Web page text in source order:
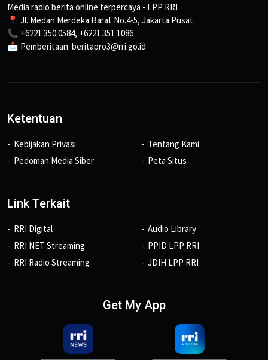
Media radio berita online terpercaya - LPP RRI
📍 Jl. Medan Merdeka Barat No.4-5, Jakarta Pusat.
📞 +6221 350 0584, +6221 351 1086
📩 Pemberitaan: beritapro3@rri.go.id
Ketentuan
Kebijakan Privasi
Pedoman Media Siber
Tentang Kami
Peta Situs
Link Terkait
RRI Digital
RRI NET Streaming
RRI Radio Streaming
Audio Library
PPID LPP RRI
JDIH LPP RRI
Get My App